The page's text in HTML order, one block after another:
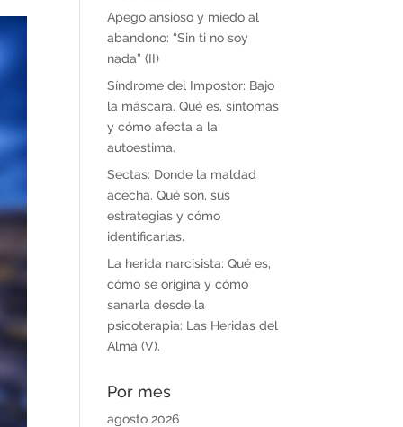
Apego ansioso y miedo al
abandono: “Sin ti no soy
nada” (II)
Síndrome del Impostor: Bajo
la máscara. Qué es, síntomas
y cómo afecta a la
autoestima.
Sectas: Donde la maldad
acecha. Qué son, sus
estrategias y cómo
identificarlas.
La herida narcisista: Qué es,
cómo se origina y cómo
sanarla desde la
psicoterapia: Las Heridas del
Alma (V).
Por mes
agosto 2026